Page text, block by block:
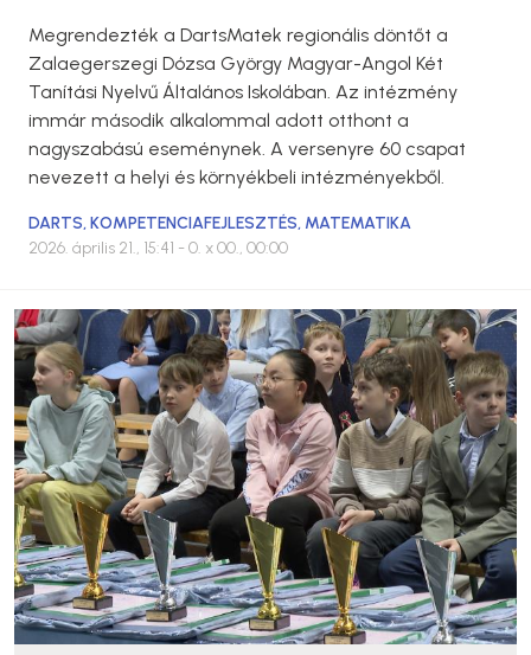
Megrendezték a DartsMatek regionális döntőt a
Zalaegerszegi Dózsa György Magyar-Angol Két
Tanítási Nyelvű Általános Iskolában. Az intézmény
immár második alkalommal adott otthont a
nagyszabású eseménynek. A versenyre 60 csapat
nevezett a helyi és környékbeli intézményekből.
DARTS,KOMPETENCIAFEJLESZTÉS, MATEMATIKA
2026. április 21., 15:41 - 0. x 00., 00:00